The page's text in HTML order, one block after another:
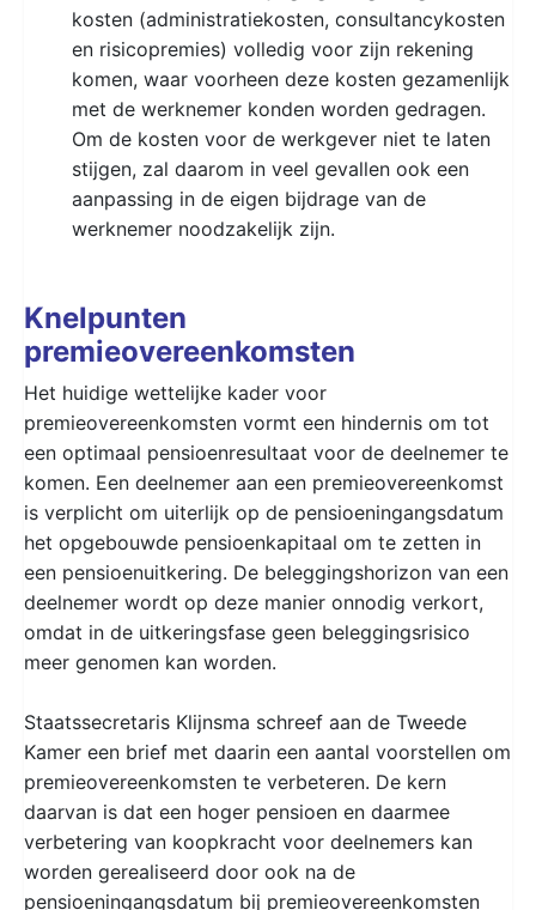
kosten (administratiekosten, consultancykosten
en risicopremies) volledig voor zijn rekening
komen, waar voorheen deze kosten gezamenlijk
met de werknemer konden worden gedragen.
Om de kosten voor de werkgever niet te laten
stijgen, zal daarom in veel gevallen ook een
aanpassing in de eigen bijdrage van de
werknemer noodzakelijk zijn.
Knelpunten
premieovereenkomsten
Het huidige wettelijke kader voor
premieovereenkomsten vormt een hindernis om tot
een optimaal pensioenresultaat voor de deelnemer te
komen. Een deelnemer aan een premieovereenkomst
is verplicht om uiterlijk op de pensioeningangsdatum
het opgebouwde pensioenkapitaal om te zetten in
een pensioenuitkering. De beleggingshorizon van een
deelnemer wordt op deze manier onnodig verkort,
omdat in de uitkeringsfase geen beleggingsrisico
meer genomen kan worden.
Staatssecretaris Klijnsma schreef aan de Tweede
Kamer een brief met daarin een aantal voorstellen om
premieovereenkomsten te verbeteren. De kern
daarvan is dat een hoger pensioen en daarmee
verbetering van koopkracht voor deelnemers kan
worden gerealiseerd door ook na de
pensioeningangsdatum bij premieovereenkomsten